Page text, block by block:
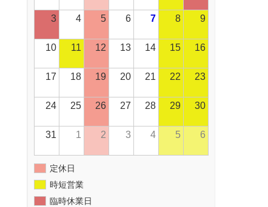
3 4 5 6 7 8 9
10 11 12 13 14 15 16
17 18 19 20 21 22 23
24 25 26 27 28 29 30
31 1 2 3 4 5 6
定休日
時短営業
臨時休業日